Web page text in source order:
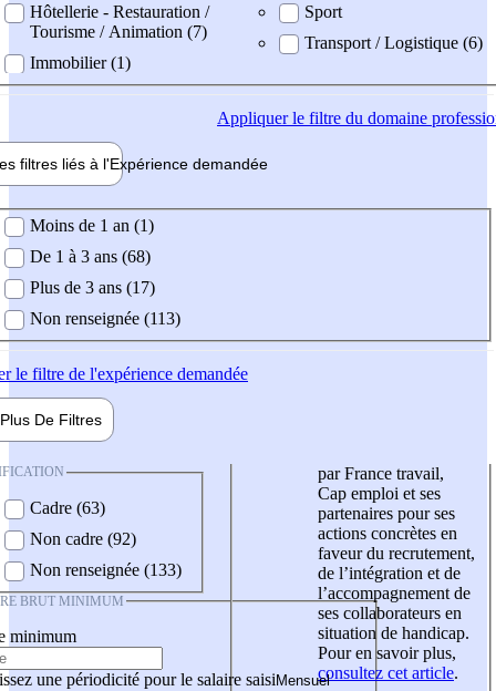
Hôtellerie - Restauration /
Tourisme / Animation (7)
Immobilier (1)
Sport
Transport / Logistique (6)
Appliquerle filtre du domaine
filtres liés à l'Expérience demandée
demandée
Moins de 1 an (1)
De 1 à 3 ans (68)
Plus de 3 ans (17)
Non renseignée (113)
le filtre de l'expérience demandée
Plus De Filtres
Cadre (63)
Non cadre (92)
Non renseignée (133)
BRUT MINIMUM
minimum
une périodicité pour le salaire saisi
par France travail,
Cap emploi et ses
partenaires pour ses
actions concrètes en
faveur du recrutement,
de l’intégration et de
l’accompagnement de
ses collaborateurs en
situation de handicap.
Pour en savoir plus,
consultez cet article.